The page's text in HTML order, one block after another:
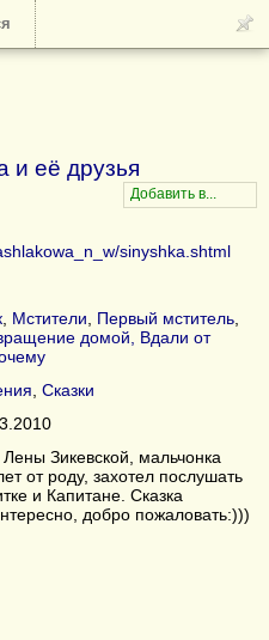
и её друзья
sinyshka.shtml
Мстители Первый мститель
домой, Вдали от
Сказки
Зикевской, мальчонка
от роду, захотел послушать
и Капитане. Сказка
добро пожаловать:)))